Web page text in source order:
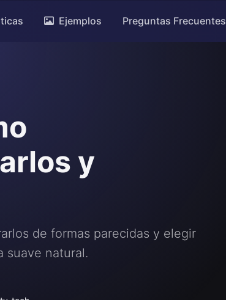
Ejemplos Preguntas Frecuentes
y
de formas parecidas y elegir
suave natural.